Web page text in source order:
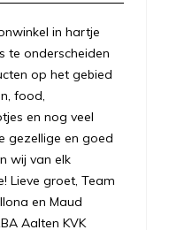
in hartje
te onderscheiden
op het gebied
food,
en nog veel
gezellige en goed
wij van elk
Lieve groet, Team
en Maud
Aalten KVK